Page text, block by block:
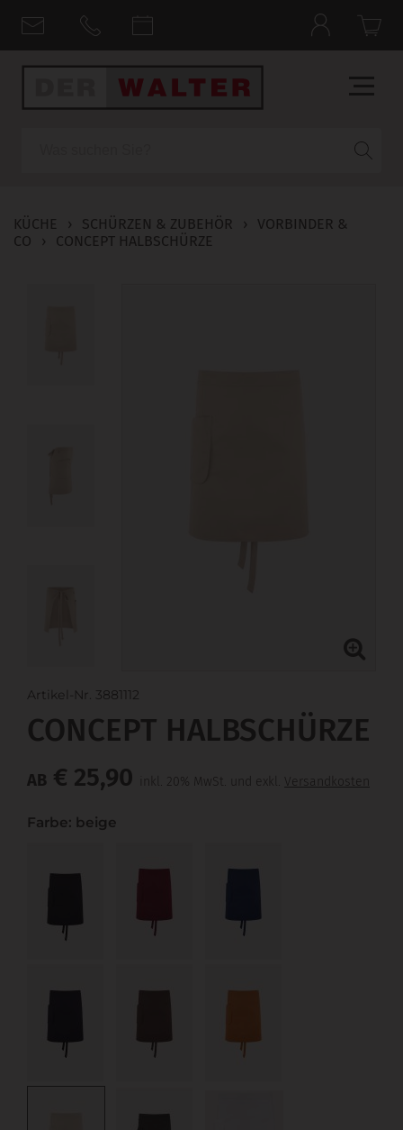
KÜCHE › SCHÜRZEN & ZUBEHÖR ›
VORBINDER &
CO
› CONCEPT HALBSCHÜRZE
Artikel-Nr. 3881112
CONCEPT HALBSCHÜRZE
AB € 25,90 inkl. 20% MwSt. und exkl. Versandkosten
Farbe: beige